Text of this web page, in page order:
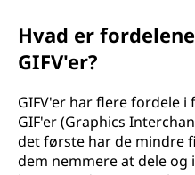
Hvad er
GIFV'er?
GIFV'er har flere fordele
GIF'er (Graphics
det første har de mindre
dem nemmere at dele